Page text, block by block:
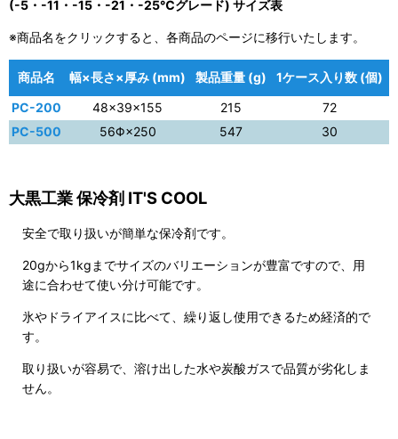
(-5・-11・-15・-21・-25℃グレード) サイズ表
※商品名をクリックすると、各商品のページに移行いたします。
商品名 幅×長さ×厚み (mm) 製品重量 (g)
1ケース入り数 (個)
PC-200
48×39×155 215
72
PC-500
56Φ×250 547 30
大黒工業 保冷剤 IT'S COOL
安全で取り扱いが簡単な保冷剤です。
20gから1kgまでサイズのバリエーションが豊富ですので、用
途に合わせて使い分け可能です。
氷やドライアイスに比べて、繰り返し使用できるため経済的で
す。
取り扱いが容易で、溶け出した水や炭酸ガスで品質が劣化しま
せん。